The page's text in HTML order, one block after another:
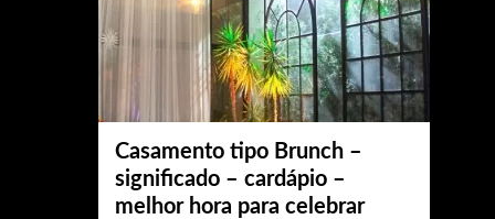
Casamento tipo Brunch –
significado – cardápio –
melhor hora para celebrar